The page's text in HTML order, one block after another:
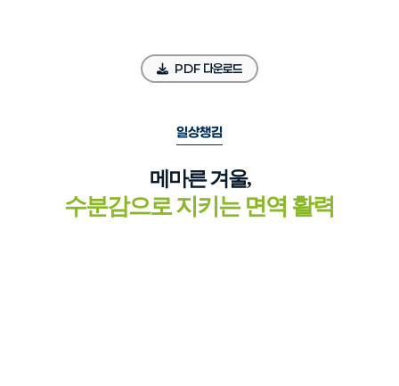
PDF 다운로드
일상챙김
메마른 겨울,
수분감으로 지키는 면역 활력